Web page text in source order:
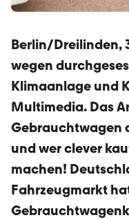
Berlin/Dreilinden,
wegen
Klimaanlage und
Multimedia. Das
Gebrauchtwagen
und wer clever
machen!
Fahrzeugmarkt